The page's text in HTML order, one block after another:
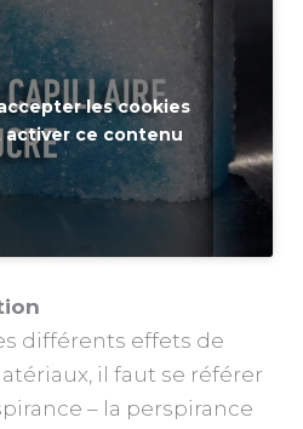
les cookies
ce contenu
différents effets de
il faut se référer
– la perspirance